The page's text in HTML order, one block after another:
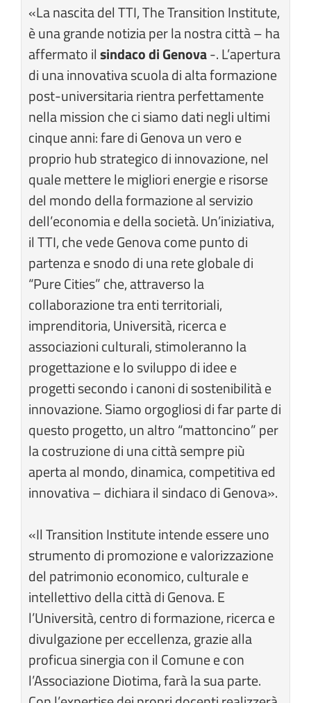
«La nascita del TTI, The Transition Institute,
è una grande notizia per la nostra città – ha
affermato ilsindaco di Genova-. L’apertura
di una innovativa scuola di alta formazione
post-universitaria rientra perfettamente
nella mission che ci siamo dati negli ultimi
cinque anni: fare di Genova un vero e
proprio hub strategico di innovazione, nel
quale mettere le migliori energie e risorse
del mondo della formazione al servizio
dell’economia e della società. Un’iniziativa,
il TTI, che vede Genova come punto di
partenza e snodo di una rete globale di
“Pure Cities” che, attraverso la
collaborazione tra enti territoriali,
imprenditoria, Università, ricerca e
associazioni culturali, stimoleranno la
progettazione e lo sviluppo di idee e
progetti secondo i canoni di sostenibilità e
innovazione. Siamo orgogliosi di far parte di
questo progetto, un altro “mattoncino” per
la costruzione di una città sempre più
aperta al mondo, dinamica, competitiva ed
innovativa – dichiara il sindaco di Genova».
«Il Transition Institute intende essere uno
strumento di promozione e valorizzazione
del patrimonio economico, culturale e
intellettivo della città di Genova. E
l’Università, centro di formazione, ricerca e
divulgazione per eccellenza, grazie alla
proficua sinergia con il Comune e con
l’Associazione Diotima, farà la sua parte.